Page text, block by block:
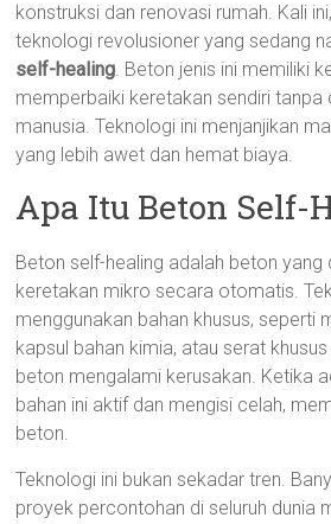
konstruksi dan renovasi rumah. Kali
teknologi revolusioner yang sedang
self-healing. Beton jenis ini memiliki
memperbaiki keretakan sendiri tanpa
manusia. Teknologi ini menjanjikan
yang lebih awet dan hemat biaya.
Apa Itu Beton Self-
Beton self-healing adalah beton
keretakan mikro secara otomatis.
menggunakan bahan khusus, seperti
kapsul bahan kimia, atau serat
beton mengalami kerusakan. Ketika
bahan ini aktif dan mengisi celah,
beton.
Teknologi ini bukan sekadar tren.
proyek percontohan di seluruh dunia